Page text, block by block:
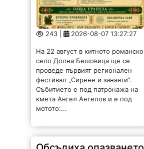
243 | 2026-08-07 13:27:27
На 22 август в китното романско
село Долна Бешовица ще се
проведе първият регионален
фестивал „Сирене и занаяти“.
Събитието е под патронажа на
кмета Ангел Ангелов и е под
мотото:...